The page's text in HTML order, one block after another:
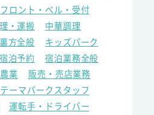
フロント・ベル・受付
・運搬
中華調理
裏方全般
キッズパーク
泊予約
宿泊業務全般
農業
販売・売店業務
テーマパークスタッフ
運転手・ドライバー